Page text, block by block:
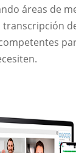
áreas de
transcripción